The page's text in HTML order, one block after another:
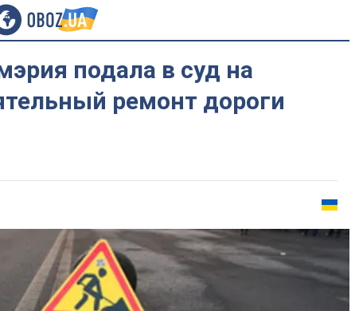
подала в суд на
ремонт дороги